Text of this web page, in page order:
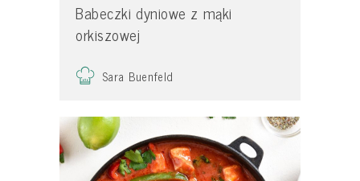
Babeczki dyniowe z mąki
orkiszowej
Sara Buenfeld